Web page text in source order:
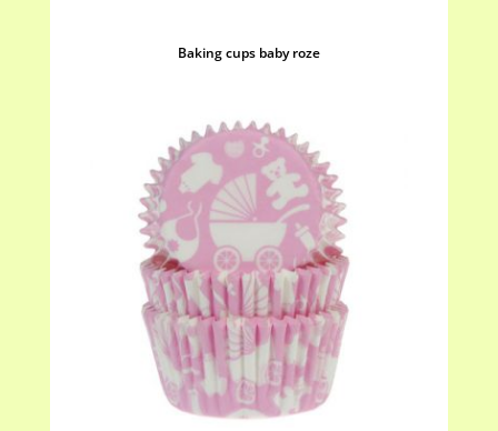
Baking cups baby roze